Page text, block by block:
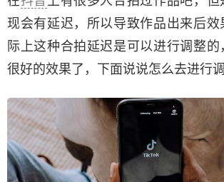
现会有延迟，所以导致作品出来后效
际上这种合拍延迟是可以进行调整
很好的效果了，下面说说怎么去进行调